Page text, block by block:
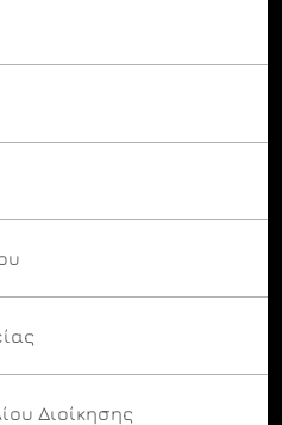
Διοίκησης